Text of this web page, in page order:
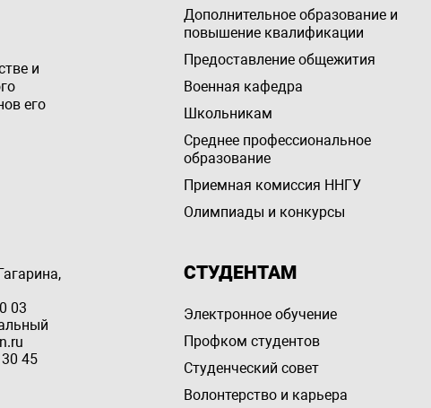
и
его
03
45
Дополнительное образование и
повышение квалификации
Предоставление общежития
Военная кафедра
Школьникам
Среднее профессиональное
образование
Приемная комиссия ННГУ
Олимпиады и конкурсы
СТУДЕНТАМ
Электронное обучение
Профком студентов
Студенческий совет
Волонтерство и карьера